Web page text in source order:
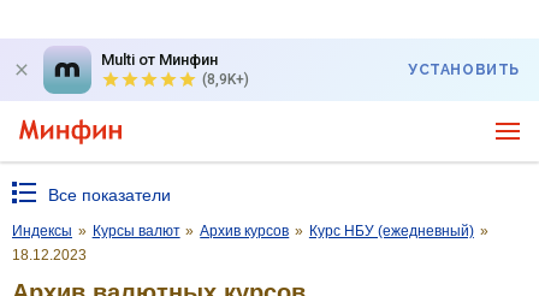
Multi от Минфин
(8,9K+)
УСТАНОВИТЬ
Все показатели
Индексы » Курсы валют » Архив курсов » Курс НБУ (ежедневный) »
18.12.2023